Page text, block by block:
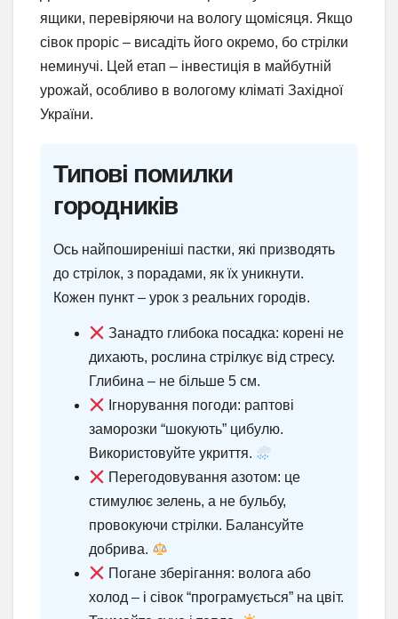
ящики, перевіряючи на вологу щомісяця. Якщо
сівок проріс – висадіть його окремо, бо стрілки
неминучі. Цей етап – інвестиція в майбутній
урожай, особливо в вологому кліматі Західної
України.
Типові помилки
городників
Ось найпоширеніші пастки, які призводять
до стрілок, з порадами, як їх уникнути.
Кожен пункт – урок з реальних городів.
Занадто глибока посадка: корені не
дихають, рослина стрілкує від стресу.
Глибина – не більше 5 см.
Ігнорування погоди: раптові
заморозки “шокують” цибулю.
Використовуйте укриття.
Перегодовування азотом: це
стимулює зелень, а не бульбу,
провокуючи стрілки. Балансуйте
добрива.
Погане зберігання: волога або
холод – і сівок “програмується” на цвіт.